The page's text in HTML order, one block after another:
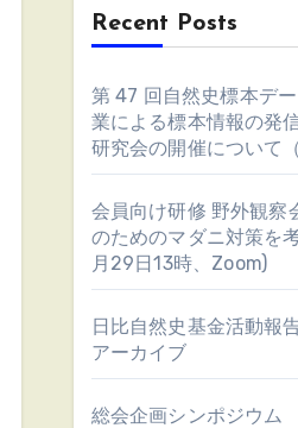
Recent Posts
第 47 回自然史標本デ
業による標本情報の発
研究会の開催について
会員向け研修 野外観察
のためのマダニ対策を
月29日13時、Zoom)
日比自然史基金活動報
アーカイブ
総会企画シンポジウム